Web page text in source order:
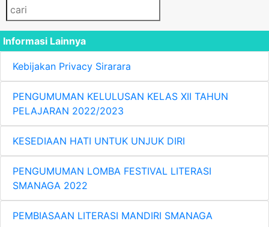
Informasi Lainnya
Kebijakan Privacy Sirarara
PENGUMUMAN KELULUSAN KELAS XII TAHUN
PELAJARAN 2022/2023
KESEDIAAN HATI UNTUK UNJUK DIRI
PENGUMUMAN LOMBA FESTIVAL LITERASI
SMANAGA 2022
PEMBIASAAN LITERASI MANDIRI SMANAGA